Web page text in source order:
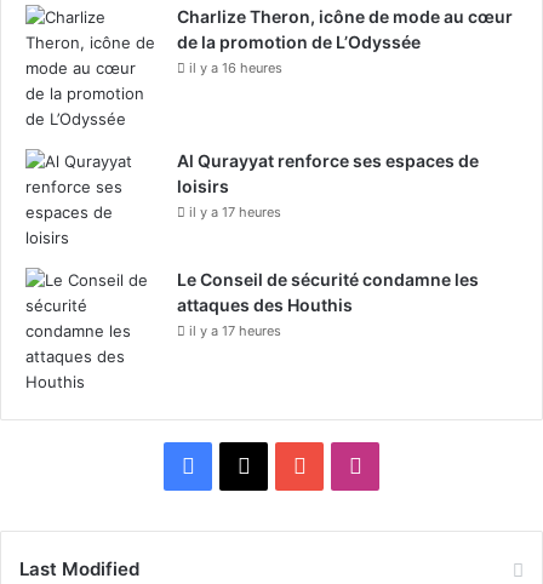
Charlize Theron, icône de mode au cœur
de la promotion de L’Odyssée
il y a 16 heures
Al Qurayyat renforce ses espaces de
loisirs
il y a 17 heures
Le Conseil de sécurité condamne les
attaques des Houthis
il y a 17 heures
Last Modified